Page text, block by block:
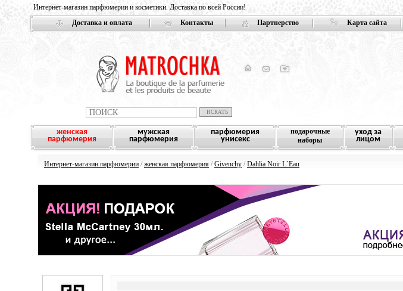
Интернет-магазин парфюмерии и косметики. Доставка по всей России!
Доставка и оплата
Контакты Партнерство Карта сайта
женская
парфюмерия
мужская
парфюмерия
парфюмерия
унисекс
подарочные
наборы
уход за
лицом
Интернет-магазин парфюмерии /женская парфюмерия /Givenchy /Dahlia Noir L`Eau